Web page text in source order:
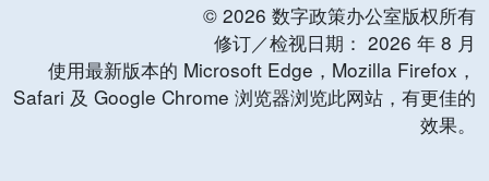
© 2026 数字政策办公室版权所有
修订／检视日期： 2026 年 8 月
使用最新版本的 Microsoft Edge，Mozilla Firefox，
Safari 及 Google Chrome 浏览器浏览此网站，有更佳的
效果。